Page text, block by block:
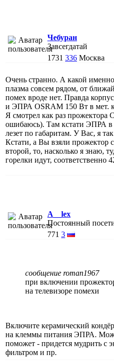
Чебуран
Завсегдатай
1731 336 Москва
Очень странно. А какой
плазма совсем рядом, от
помех вроде нет. Правда
и ЭПРА OSRAM 150 Вт в мет.
Я смотрел как раз прожектора
ошибаюсь). Там кстати ЭПРА
лезет по габаритам. У Вас, я
Кстати, а Вы взяли прожектор
второй, то, насколько я знаю,
горелки идут, соответственно
A__lex
Постоянный
771 3
сообщение roman1967
при включении
на телевизоре помехи
Включите керамический
на клеммы питания ЭПРА.
поможет - придется мудрить с
фильтром и пр.